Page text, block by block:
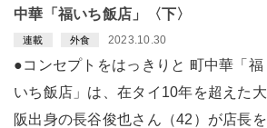
中華「福いち飯店」〈下〉
連載 外食 2023.10.30
●コンセプトをはっきりと 町中華「福
いち飯店」は、在タイ10年を超えた大
阪出身の長谷俊也さん（42）が店長を